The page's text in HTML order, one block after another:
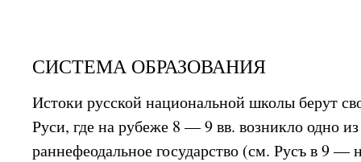
СИСТЕМА ОБРАЗОВАНИЯ
Истоки русской национальной школы берут
Руси, где на рубеже 8 — 9 вв. возникло одно
раннефеодальное государство (см. Русъ в 9 —